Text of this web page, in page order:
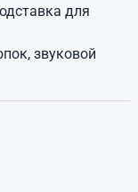
для
звуковой